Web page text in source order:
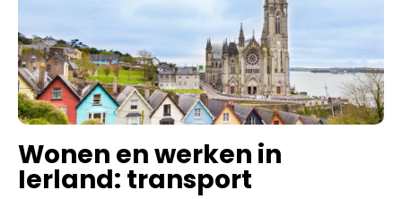
Wonen en werken in
Ierland: transport